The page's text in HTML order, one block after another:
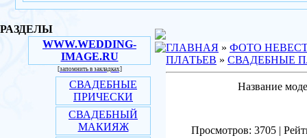
РАЗДЕЛЫ
WWW.WEDDING-
IMAGE.RU
[запомнить в закладках]
СВАДЕБНЫЕ
ПРИЧЕСКИ
СВАДЕБНЫЙ
МАКИЯЖ
ГЛАВНАЯ » ФОТО
ПЛАТЬЕВ » СВАДЕБНЫЕ
Название
Просмотров: 3705 |